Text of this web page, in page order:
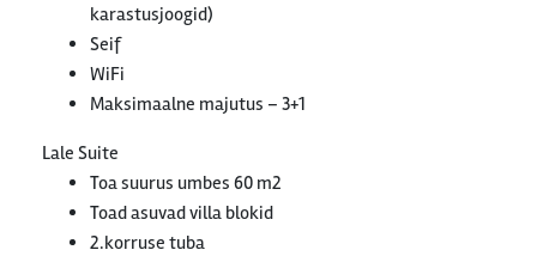
karastusjoogid)
Seif
WiFi
Maksimaalne majutus – 3+1
Lale Suite
Toa suurus umbes 60 m2
Toad asuvad villa blokid
2.korruse tuba